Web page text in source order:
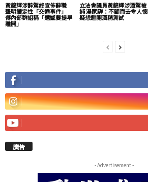
黃錦輝涉醉駕終宣佈辭職
聲明續定性「交通事件」
傳內部群組稱「遺憾要提早
離開」
立法會議員黃錦輝涉酒駕被
捕 湯家驊：不顧而去令人懷
疑想避開酒精測試
廣告
- Advertisement -